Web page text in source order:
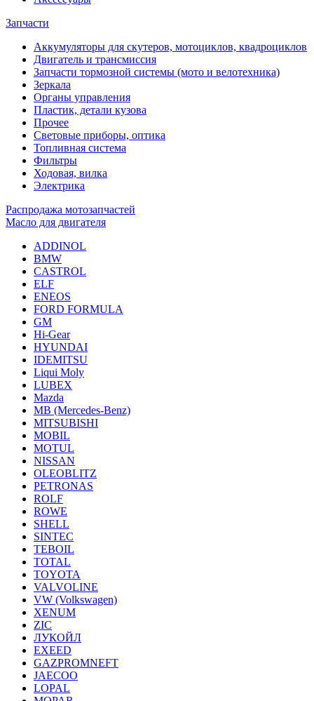
Запчасти
Аккумуляторы для скутеров, мотоциклов, квадроциклов
Двигатель и трансмиссия
Запчасти тормозной системы (мото и велотехника)
Зеркала
Органы управления
Пластик, детали кузова
Прочее
Световые приборы, оптика
Топливная система
Фильтры
Ходовая, вилка
Электрика
Распродажа мотозапчастей
Масло для двигателя
ADDINOL
BMW
CASTROL
ELF
ENEOS
FORD FORMULA
GM
Hi-Gear
HYUNDAI
IDEMITSU
Liqui Moly
LUBEX
Mazda
MB (Mercedes-Вenz)
MITSUBISHI
MOBIL
MOTUL
NISSAN
OLEOBLITZ
PETRONAS
ROLF
ROWE
SHELL
SINTEC
TEBOIL
TOTAL
TOYOTA
VALVOLINE
VW (Volkswagen)
XENUM
ZIC
ЛУКОЙЛ
EXEED
GAZPROMNEFT
JAECOO
LOPAL